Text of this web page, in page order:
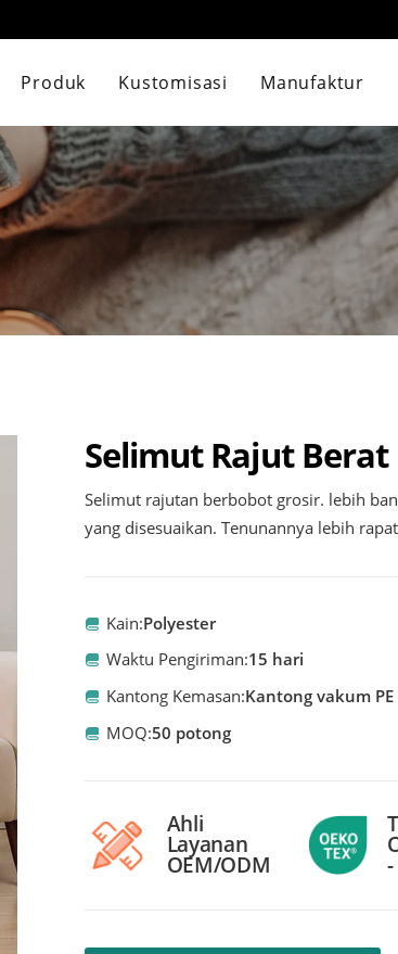
Produk Kustomisasi Manufaktur
Selimut Rajut
Selimut rajutan berbobot grosir. lebih
yang disesuaikan. Tenunannya lebih
Kain:Polyester
Waktu Pengiriman:15 hari
Kantong Kemasan:Kantong vakum PE
MOQ:50 potong
Ahli
Layanan
OEM/ODM